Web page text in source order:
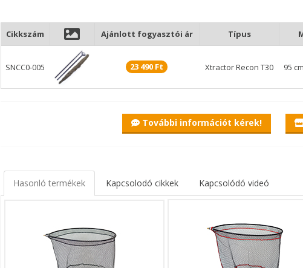
A Sonik egyik legnépszerűbb botsorozatához, a közkedvelt fél-teleszkópos
váltak a prémium minőségű merítőhálók, amelyek az XTractor széria
szállítási komfort mellett.
- T30-as modell: 30 inch, 76 cm szállítási hossz
- 3 részes, 1,8 méteres nyél
- Merev karbon-kompozit nyél és háló keret
Cikkszám Ajánlott fogyasztói ár Típus
SNCC0-005 23 490 Ft Xtractor Recon T30 95
További információt kérek!
Hasonló termékek Kapcsolodó cikkek Kapcsolódó videó